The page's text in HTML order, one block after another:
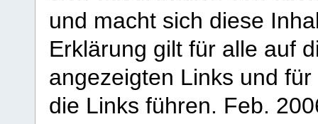
und macht sich diese
Erklärung gilt für alle auf
angezeigten Links und
die Links führen. Feb.